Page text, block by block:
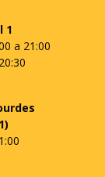
1
a 21:00